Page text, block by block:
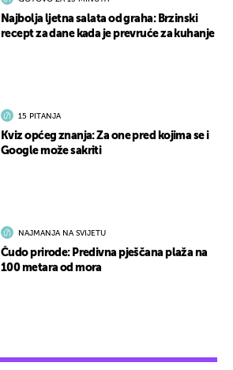
Najbolja ljetna salata od graha: Brzinski
recept za dane kada je prevruće za kuhanje
15 PITANJA
Kviz općeg znanja: Za one pred kojima se i
Google može sakriti
NAJMANJA NA SVIJETU
Čudo prirode: Predivna pješčana plaža na
100 metara od mora